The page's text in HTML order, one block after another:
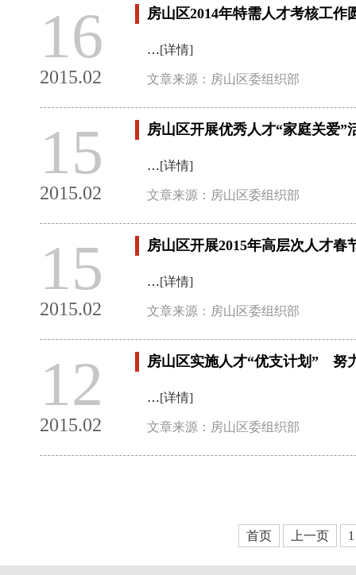
16
2015.02
房山区2014年特需人才考核工作
…[详情]
文章来源：房山区委组织部
15
2015.02
房山区开展优秀人才“家庭关爱”
…[详情]
文章来源：房山区委组织部
15
2015.02
房山区开展2015年高层次人才春
…[详情]
文章来源：房山区委组织部
12
2015.02
房山区实施人才“优支计划” 努
…[详情]
文章来源：房山区委组织部
首页 上一页 1